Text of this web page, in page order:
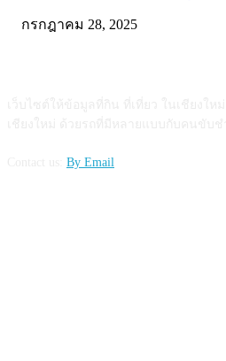
กรกฎาคม 28, 2025
By Email